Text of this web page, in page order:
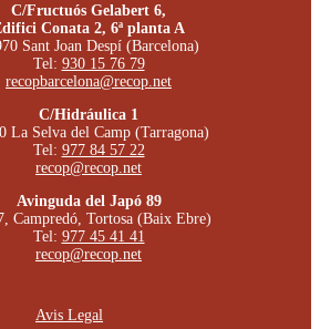
C/Fructuós Gelabert 6,
Conata 2, 6ª planta A
Sant Joan Despí (Barcelona)
Tel: 930 15 76 79
recopbarcelona@recop.net
C/Hidráulica 1
La Selva del Camp (Tarragona)
Tel: 977 84 57 22
recop@recop.net
Avinguda del Japó 89
Campredó, Tortosa (Baix Ebre)
Tel: 977 45 41 41
recop@recop.net
Avis Legal